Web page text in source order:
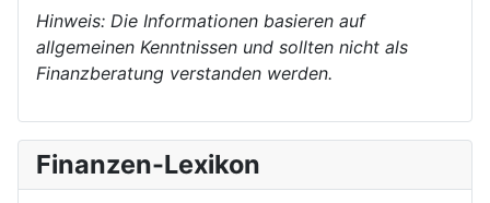
Hinweis: Die Informationen basieren auf
allgemeinen Kenntnissen und sollten nicht als
Finanzberatung verstanden werden.
Finanzen-Lexikon